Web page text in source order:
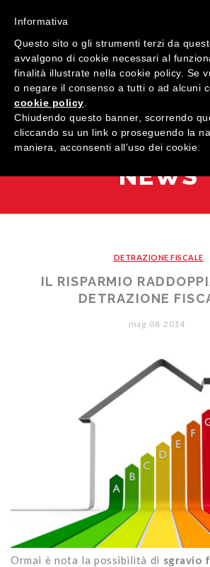
MENU
HOME
QUALITÀ
Rivestimenti
Persiane in PVC
ARREDI SU MISURA
NEWS
DETRAZIONE FISCALE
IL RISPARMIO
DETRAZIONE
mag 08 2014
Ormai è nota la possibilità di sgravio
Informativa
Questo sito o gli strumenti terzi da
avvalgono di cookie necessari al
finalità illustrate nella cookie policy. Se
o negare il consenso a tutti o ad alcuni
cookie policy
Chiudendo questo banner, scorrendo
cliccando su un link o proseguendo la
maniera, acconsenti all’uso dei cookie.